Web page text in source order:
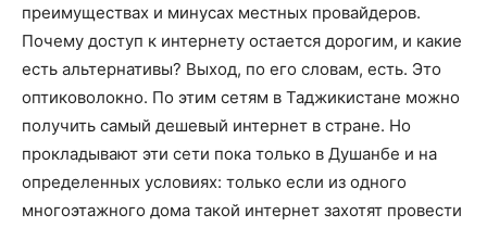
преимуществах и минусах местных провайдеров.
Почему доступ к интернету остается дорогим, и какие
есть альтернативы? Выход, по его словам, есть. Это
оптиковолокно. По этим сетям в Таджикистане можно
получить самый дешевый интернет в стране. Но
прокладывают эти сети пока только в Душанбе и на
определенных условиях: только если из одного
многоэтажного дома такой интернет захотят провести